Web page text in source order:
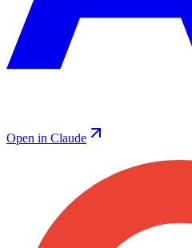
Open in Claude